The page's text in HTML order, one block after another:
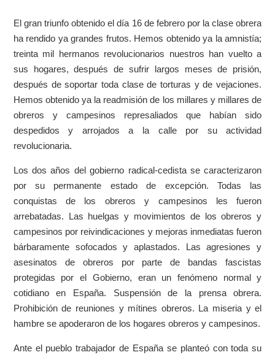
El gran triunfo obtenido el día 16 de febrero por la clase obrera
ha rendido ya grandes frutos. Hemos obtenido ya la amnistía;
treinta mil hermanos revolucionarios nuestros han vuelto a
sus hogares, después de sufrir largos meses de prisión,
después de soportar toda clase de torturas y de vejaciones.
Hemos obtenido ya la readmisión de los millares y millares de
obreros y campesinos represaliados que habían sido
despedidos y arrojados a la calle por su actividad
revolucionaria.
Los dos años del gobierno radical-cedista se caracterizaron
por su permanente estado de excepción. Todas las
conquistas de los obreros y campesinos les fueron
arrebatadas. Las huelgas y movimientos de los obreros y
campesinos por reivindicaciones y mejoras inmediatas fueron
bárbaramente sofocados y aplastados. Las agresiones y
asesinatos de obreros por parte de bandas fascistas
protegidas por el Gobierno, eran un fenómeno normal y
cotidiano en España. Suspensión de la prensa obrera.
Prohibición de reuniones y mítines obreros. La miseria y el
hambre se apoderaron de los hogares obreros y campesinos.
Ante el pueblo trabajador de España se planteó con toda su